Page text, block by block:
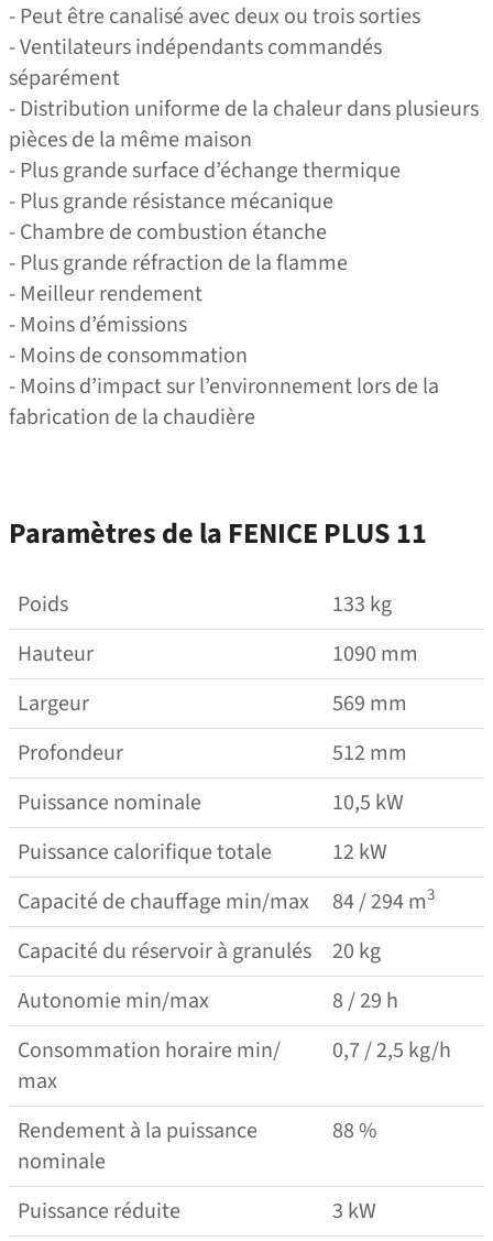
- Peut être canalisé avec deux ou trois sorties
- Ventilateurs indépendants commandés
séparément
- Distribution uniforme de la chaleur dans plusieurs
pièces de la même maison
- Plus grande surface d’échange thermique
- Plus grande résistance mécanique
- Chambre de combustion étanche
- Plus grande réfraction de la flamme
- Meilleur rendement
- Moins d’émissions
- Moins de consommation
- Moins d’impact sur l’environnement lors de la
fabrication de la chaudière
Paramètres de la FENICE PLUS 11
Poids
133 kg
Hauteur
1090 mm
Largeur
569 mm
Profondeur
512 mm
Puissance nominale
10,5 kW
Puissance calorifique totale
12 kW
Capacité de chauffage min/​​max
84 / 294 m3
Capacité du réservoir à granulés
20 kg
Autonomie min/​​max
8 / 29 h
Consommation horaire min/​​
max
0,7 / 2,5 kg/​​h
Rendement à la puissance
nominale
88 %
Puissance réduite 3 kW